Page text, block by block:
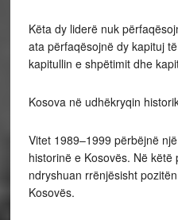
Këta dy liderë nuk
ata përfaqësojnë dy kapituj
kapitullin e shpëtimit dhe
Kosova në udhëkryqin
Vitet 1989–1999 përbëjnë
historinë e Kosovës. Në
ndryshuan rrënjësisht
Kosovës.